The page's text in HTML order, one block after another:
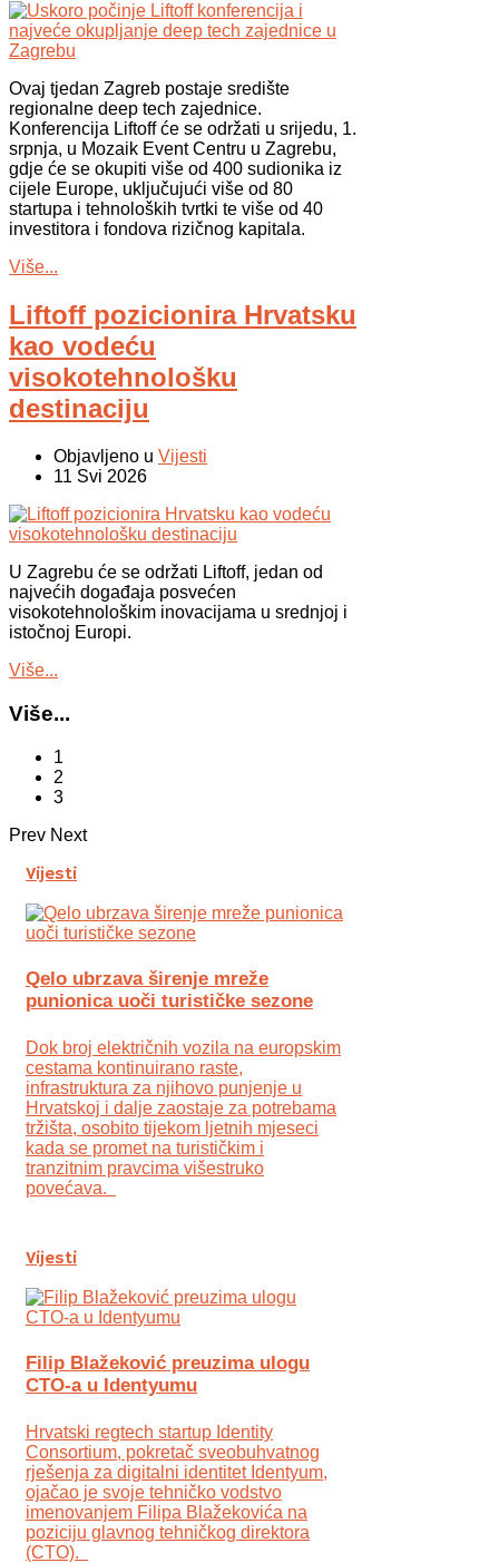
Ovaj tjedan Zagreb postaje središte
regionalne deep tech zajednice.
Konferencija Liftoff će se održati u srijedu, 1.
srpnja, u Mozaik Event Centru u Zagrebu,
gdje će se okupiti više od 400 sudionika iz
cijele Europe, uključujući više od 80
startupa i tehnoloških tvrtki te više od 40
investitora i fondova rizičnog kapitala.
Više...
Liftoff pozicionira Hrvatsku
kao vodeću
visokotehnološku
destinaciju
Objavljeno u Vijesti
11 Svi 2026
U Zagrebu će se održati Liftoff, jedan od
najvećih događaja posvećen
visokotehnološkim inovacijama u srednjoj i
istočnoj Europi.
Više...
Više...
1
2
3
Prev Next
Vijesti
Qelo ubrzava širenje mreže
punionica uoči turističke sezone
Dok broj električnih vozila na europskim
cestama kontinuirano raste,
infrastruktura za njihovo punjenje u
Hrvatskoj i dalje zaostaje za potrebama
tržišta, osobito tijekom ljetnih mjeseci
kada se promet na turističkim i
tranzitnim pravcima višestruko
povećava.
Vijesti
Filip Blažeković preuzima ulogu
CTO-a u Identyumu
Hrvatski regtech startup Identity
Consortium, pokretač sveobuhvatnog
rješenja za digitalni identitet Identyum,
ojаčao je svoje tehničko vodstvo
imenovanjem Filipa Blažekovića na
poziciju glavnog tehničkog direktora
(CTO).